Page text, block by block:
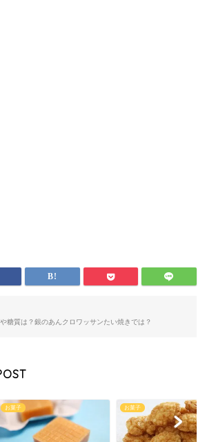
糖質は？銀のあんクロワッサンたい焼きでは？
お菓子 お菓子